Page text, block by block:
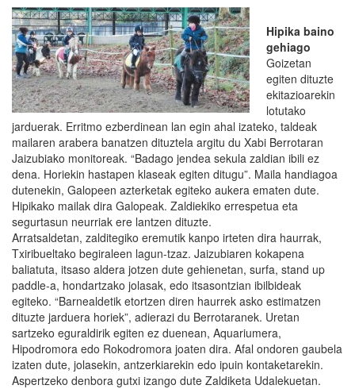
Hipika baino
gehiago
Goizetan
egiten dituzte
ekitazioarekin
lotutako
jarduerak. Erritmo ezberdinean lan egin ahal izateko, taldeak
mailaren arabera banatzen dituztela argitu du Xabi Berrotaran
Jaizubiako monitoreak. “Badago jendea sekula zaldian ibili ez
dena. Horiekin hastapen klaseak egiten ditugu”. Maila handiagoa
dutenekin, Galopeen azterketak egiteko aukera ematen dute.
Hipikako mailak dira Galopeak. Zaldiekiko errespetua eta
segurtasun neurriak ere lantzen dituzte.
Arratsaldetan, zalditegiko eremutik kanpo irteten dira haurrak,
Txiribueltako begiraleen lagun-tzaz. Jaizubiaren kokapena
baliatuta, itsaso aldera jotzen dute gehienetan, surfa, stand up
paddle-a, hondartzako jolasak, edo itsasontzian ibilbideak
egiteko. “Barnealdetik etortzen diren haurrek asko estimatzen
dituzte jarduera horiek”, adierazi du Berrotaranek. Uretan
sartzeko eguraldirik egiten ez duenean, Aquariumera,
Hipodromora edo Rokodromora joaten dira. Afal ondoren gaubela
izaten dute, jolasekin, antzerkiarekin edo ipuin kontaketarekin.
Aspertzeko denbora gutxi izango dute Zaldiketa Udalekuetan.